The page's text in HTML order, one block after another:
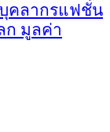
คลากรแฟชั่น
ก มูลค่า